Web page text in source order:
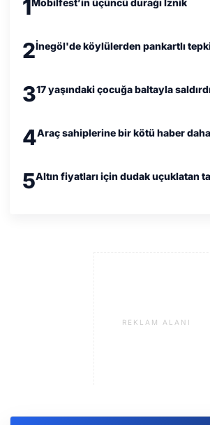
1
2İnegöl'de köylülerden pankartlı
317 yaşındaki çocuğa baltayla
4Araç sahiplerine bir kötü haber
5Altın fiyatları için dudak uçuklatan
REKLAM ALANI